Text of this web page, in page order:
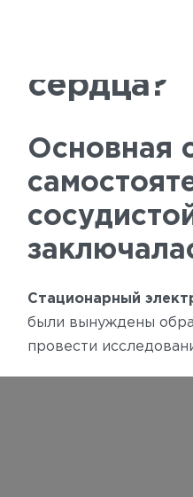
Чем
сердца?
Основная
Стационарный
были вынуждены
провести